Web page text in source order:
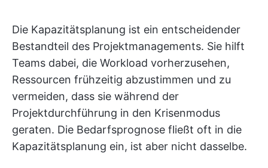
Die Kapazitätsplanung ist ein entscheidender
Bestandteil des Projektmanagements. Sie hilft
Teams dabei, die Workload vorherzusehen,
Ressourcen frühzeitig abzustimmen und zu
vermeiden, dass sie während der
Projektdurchführung in den Krisenmodus
geraten. Die Bedarfsprognose fließt oft in die
Kapazitätsplanung ein, ist aber nicht dasselbe.